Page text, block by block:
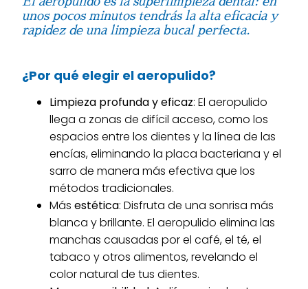
unos pocos minutos tendrás la alta eficacia y
rapidez de una limpieza bucal perfecta.
¿Por qué elegir el aeropulido?
Limpieza profunda y eficaz: El aeropulido
llega a zonas de difícil acceso, como los
espacios entre los dientes y la línea de las
encías, eliminando la placa bacteriana y el
sarro de manera más efectiva que los
métodos tradicionales.
Másestética: Disfruta de una sonrisa más
blanca y brillante. El aeropulido elimina las
manchas causadas por el café, el té, el
tabaco y otros alimentos, revelando el
color natural de tus dientes.